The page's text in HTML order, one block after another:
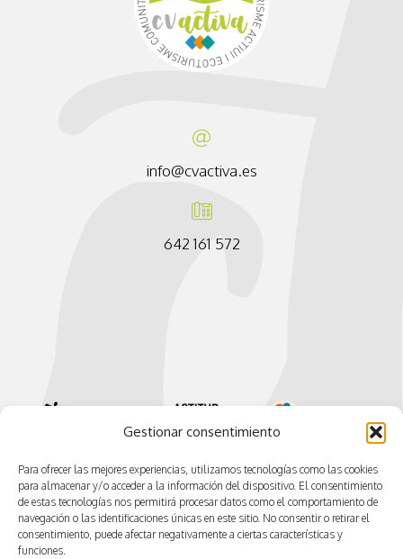
Gestionar consentimiento
Para ofrecer las mejores experiencias, utilizamos tecnologías como las cookies
para almacenar y/o acceder a la información del dispositivo. El consentimiento
de estas tecnologías nos permitirá procesar datos como el comportamiento de
navegación o las identificaciones únicas en este sitio. No consentir o retirar el
consentimiento, puede afectar negativamente a ciertas características y
funciones.
info@cvactiva.es
642 161 572